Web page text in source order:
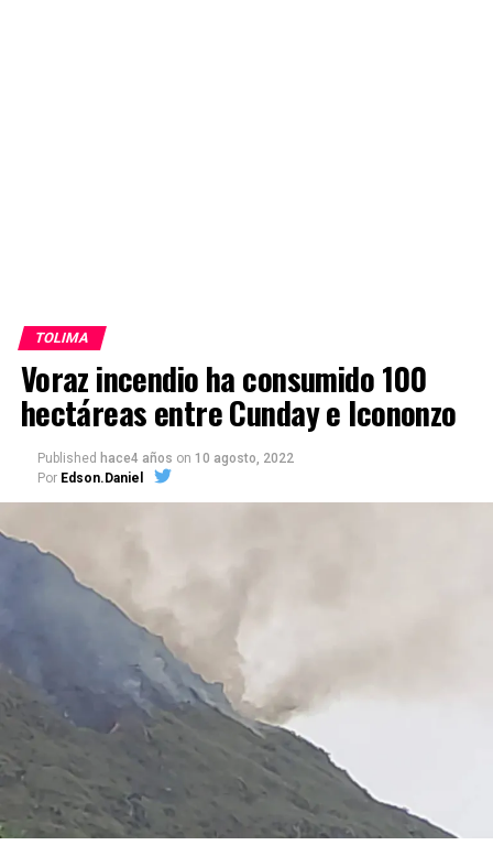
TOLIMA
Voraz incendio ha consumido 100
hectáreas entre Cunday e Icononzo
Published hace4 años on 10 agosto, 2022
Por Edson.Daniel